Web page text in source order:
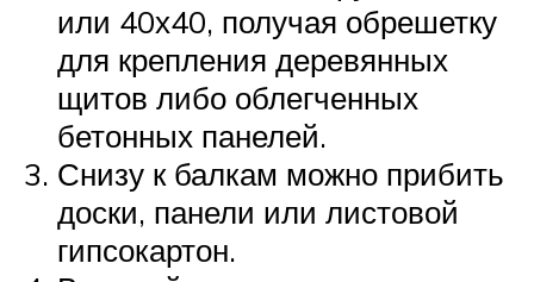
или 40х40, получая обрешетку
для крепления деревянных
щитов либо облегченных
бетонных панелей.
Снизу к балкам можно прибить
доски, панели или листовой
гипсокартон.